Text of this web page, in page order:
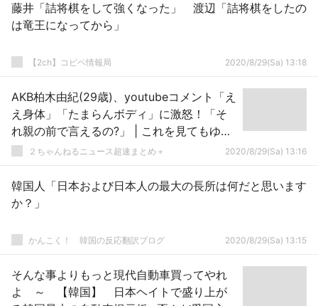
藤井「詰将棋をして強くなった」 渡辺「詰将棋をしたの
は竜王になってから」
【2ch】コピペ情報局 2020/8/29(Sa) 13:18
AKB柏木由紀(29歳)、youtubeコメント「え
え身体」「たまらんボディ」に激怒！「そ
れ親の前で言えるの?」 | これを見てもゆき
りん柏木由紀29歳がブスと言えるの？
２ちゃんねるニュース超速まとめ＋ 2020/8/29(Sa) 13:16
韓国人「日本および日本人の最大の長所は何だと思います
か？」
かんこく！ 韓国の反応翻訳ブログ 2020/8/29(Sa) 13:15
そんな事よりもっと現代自動車買ってやれ
よ ～ 【韓国】 日本ヘイトで盛り上が